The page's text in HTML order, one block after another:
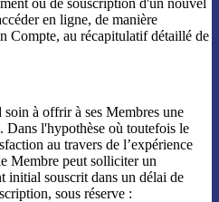
ou de souscription d'un nouvel
en ligne, de manière
Compte, au récapitulatif détaillé de
à offrir à ses Membres une
Dans l'hypothèse où toutefois le
au travers de l’expérience
Membre peut solliciter un
initial souscrit dans un délai de
sous réserve :